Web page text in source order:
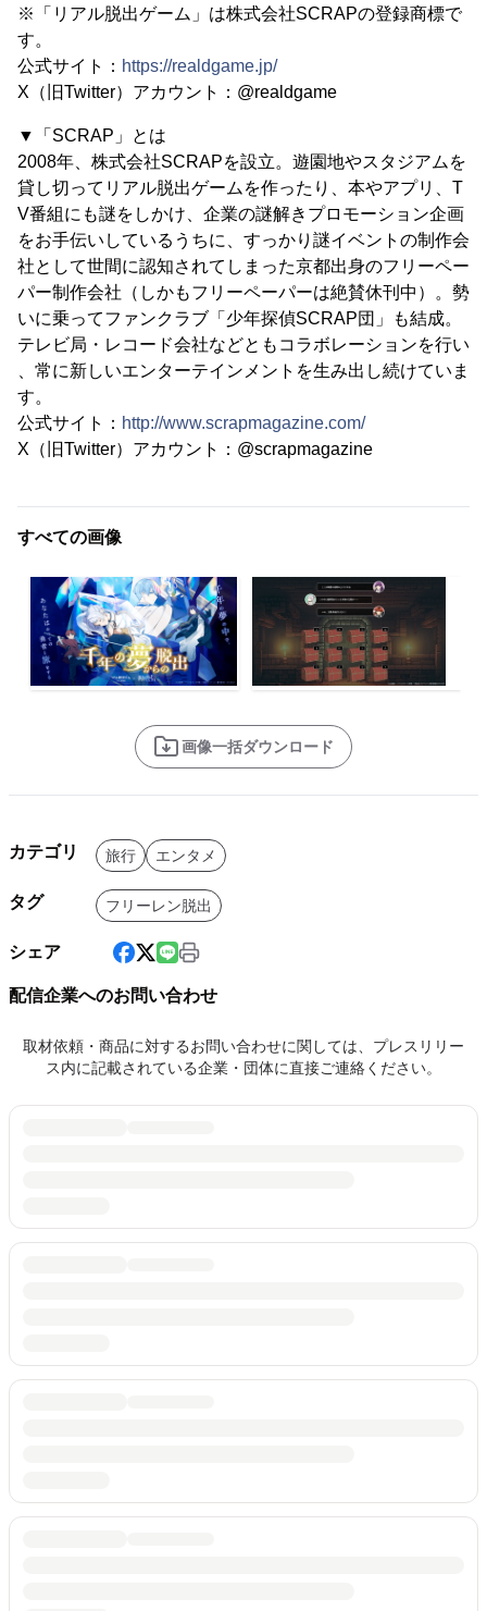
※「リアル脱出ゲーム」は株式会社SCRAPの登録商標で
す。
公式サイト： https://realdgame.jp/
X（旧Twitter）アカウント：@realdgame
▼「SCRAP」とは
2008年、株式会社SCRAPを設立。遊園地やスタジアムを
貸し切ってリアル脱出ゲームを作ったり、本やアプリ、T
V番組にも謎をしかけ、企業の謎解きプロモーション企画
をお手伝いしているうちに、すっかり謎イベントの制作会
社として世間に認知されてしまった京都出身のフリーペー
パー制作会社（しかもフリーペーパーは絶賛休刊中）。勢
いに乗ってファンクラブ「少年探偵SCRAP団」も結成。
テレビ局・レコード会社などともコラボレーションを行い
、常に新しいエンターテインメントを生み出し続けていま
す。
公式サイト： http://www.scrapmagazine.com/
X（旧Twitter）アカウント：@scrapmagazine
すべての画像
画像一括ダウンロード
カテゴリ 旅行 エンタメ
タグ フリーレン脱出
シェア
配信企業へのお問い合わせ
取材依頼・商品に対するお問い合わせに関しては、プレスリリー
ス内に記載されている企業・団体に直接ご連絡ください。